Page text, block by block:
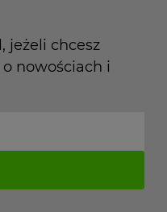
jeżeli chcesz
nowościach i